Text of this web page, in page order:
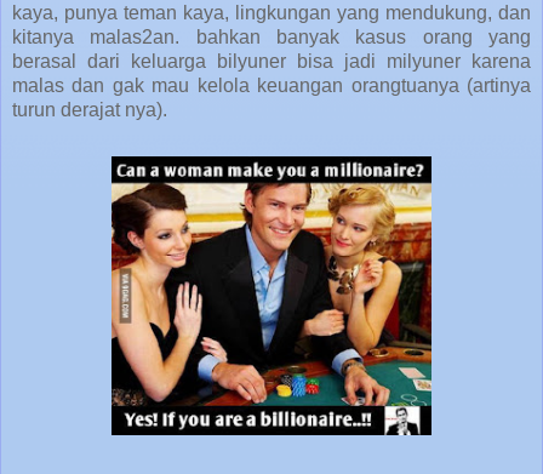
kaya, punya teman kaya, lingkungan yang mendukung, dan
kitanya malas2an. bahkan banyak kasus orang yang
berasal dari keluarga bilyuner bisa jadi milyuner karena
malas dan gak mau kelola keuangan orangtuanya (artinya
turun derajat nya).